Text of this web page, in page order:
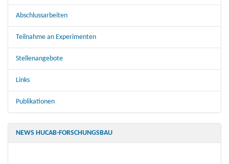
Abschlussarbeiten
Teilnahme an Experimenten
Stellenangebote
Links
Publikationen
NEWS HUCAB-FORSCHUNGSBAU